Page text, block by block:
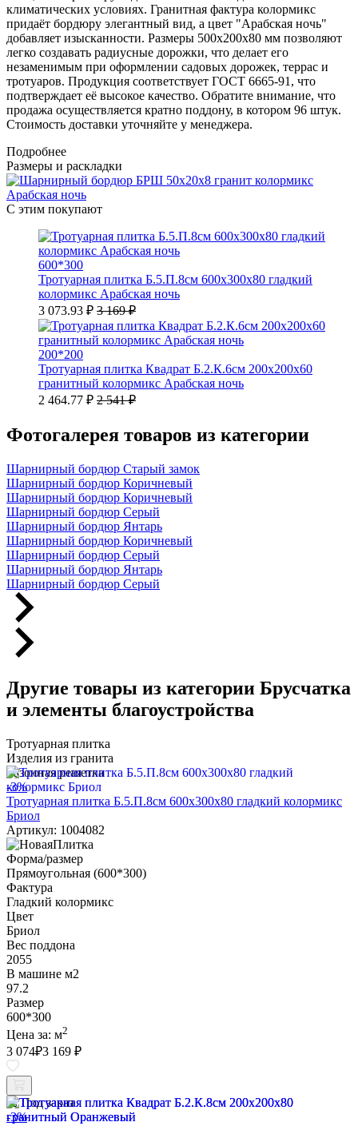
климатических условиях. Гранитная фактура колормикс
придаёт бордюру элегантный вид, а цвет "Арабская ночь"
добавляет изысканности. Размеры 500x200x80 мм позволяют
легко создавать радиусные дорожки, что делает его
незаменимым при оформлении садовых дорожек, террас и
тротуаров. Продукция соответствует ГОСТ 6665-91, что
подтверждает её высокое качество. Обратите внимание, что
продажа осуществляется кратно поддону, в котором 96 штук.
Стоимость доставки уточняйте у менеджера.
Подробнее
Размеры и раскладки
С этим покупают
600*300
Тротуарная плитка Б.5.П.8см 600х300х80 гладкий
колормикс Арабская ночь
3 073.93 ₽ 3 169 ₽
200*200
Тротуарная плитка Квадрат Б.2.К.6см 200х200х60
гранитный колормикс Арабская ночь
2 464.77 ₽ 2 541 ₽
Фотогалерея товаров из категории
Шарнирный бордюр Старый замок
Шарнирный бордюр Коричневый
Шарнирный бордюр Коричневый
Шарнирный бордюр Серый
Шарнирный бордюр Янтарь
Шарнирный бордюр Коричневый
Шарнирный бордюр Серый
Шарнирный бордюр Янтарь
Шарнирный бордюр Серый
Другие товары из категории Брусчатка
и элементы благоустройства
Тротуарная плитка
Изделия из гранита
Газонная решетка
-3%
Тротуарная плитка Б.5.П.8см 600х300х80 гладкий колормикс
Бриол
Артикул: 1004082
Форма/размер
Прямоугольная (600*300)
Фактура
Гладкий колормикс
Цвет
Бриол
Вес поддона
2055
В машине м2
97.2
Размер
600*300
Цена за: м2
3 074₽3 169 ₽
Под заказ
-3%